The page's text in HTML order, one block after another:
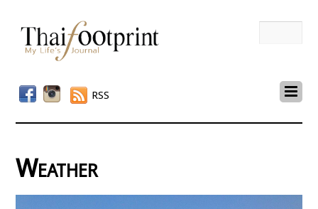
RSS
Weather